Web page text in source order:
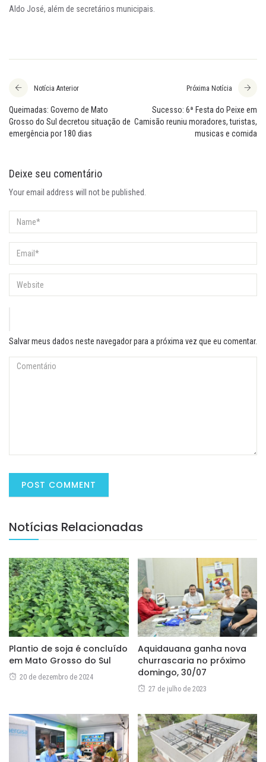
Aldo José, além de secretários municipais.
Notícia Anterior
Queimadas: Governo de Mato
Grosso do Sul decretou situação de
emergência por 180 dias
Próxima Notícia
Sucesso: 6ª Festa do Peixe em
Camisão reuniu moradores, turistas,
musicas e comida
Deixe seu comentário
Your email address will not be published.
Salvar meus dados neste navegador para a próxima vez que eu comentar.
Notícias Relacionadas
Plantio de soja é concluído
em Mato Grosso do Sul
20 de dezembro de 2024
Aquidauana ganha nova
churrascaria no próximo
domingo, 30/07
27 de julho de 2023